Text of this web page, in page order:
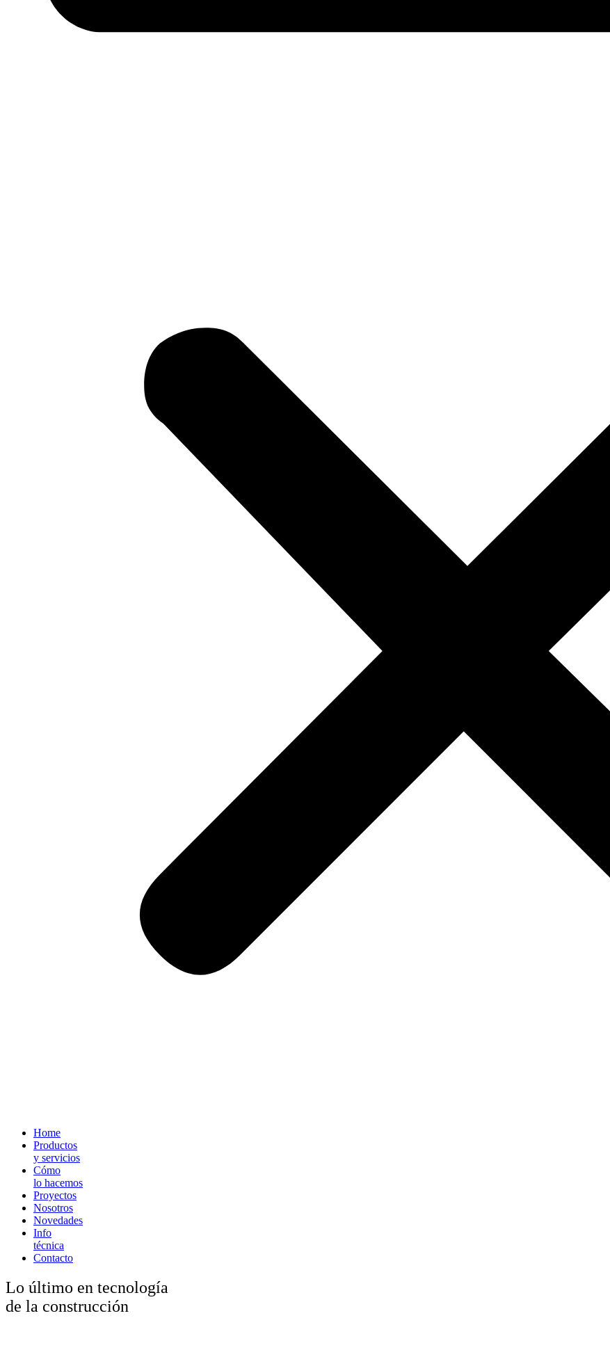
Home
Productos
y servicios
Cómo
lo hacemos
Proyectos
Nosotros
Novedades
Info
técnica
Contacto
Lo último en tecnología
de la construcción